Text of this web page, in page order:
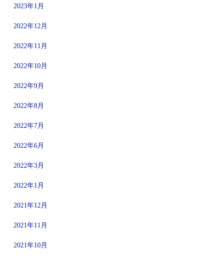
2023年1月
2022年12月
2022年11月
2022年10月
2022年9月
2022年8月
2022年7月
2022年6月
2022年3月
2022年1月
2021年12月
2021年11月
2021年10月